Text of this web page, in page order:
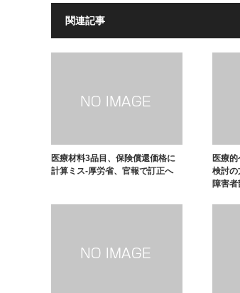
関連記事
医療材料3品目、保険償還価格に
計算ミス-厚労省、官報で訂正へ
医療的
検討の
障害